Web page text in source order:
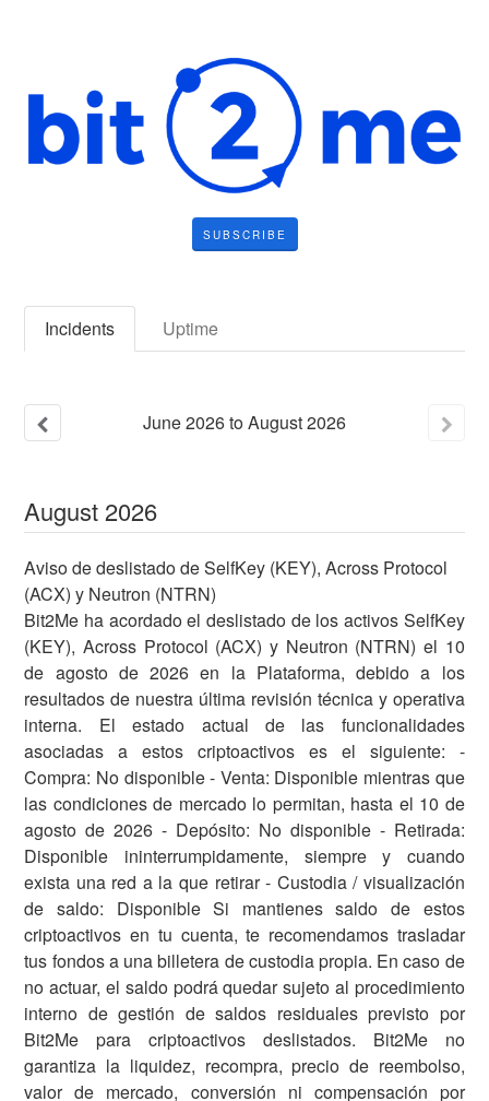
SUBSCRIBE
Incidents Uptime
June2026toAugust2026
August 2026
Aviso de deslistado de SelfKey (KEY), Across Protocol
(ACX) y Neutron (NTRN)
Bit2Me ha acordado el deslistado de los activos SelfKey
(KEY), Across Protocol (ACX) y Neutron (NTRN) el 10
de agosto de 2026 en la Plataforma, debido a los
resultados de nuestra última revisión técnica y operativa
interna. El estado actual de las funcionalidades
asociadas a estos criptoactivos es el siguiente: -
Compra: No disponible - Venta: Disponible mientras que
las condiciones de mercado lo permitan, hasta el 10 de
agosto de 2026 - Depósito: No disponible - Retirada:
Disponible ininterrumpidamente, siempre y cuando
exista una red a la que retirar - Custodia / visualización
de saldo: Disponible Si mantienes saldo de estos
criptoactivos en tu cuenta, te recomendamos trasladar
tus fondos a una billetera de custodia propia. En caso de
no actuar, el saldo podrá quedar sujeto al procedimiento
interno de gestión de saldos residuales previsto por
Bit2Me para criptoactivos deslistados. Bit2Me no
garantiza la liquidez, recompra, precio de reembolso,
valor de mercado, conversión ni compensación por